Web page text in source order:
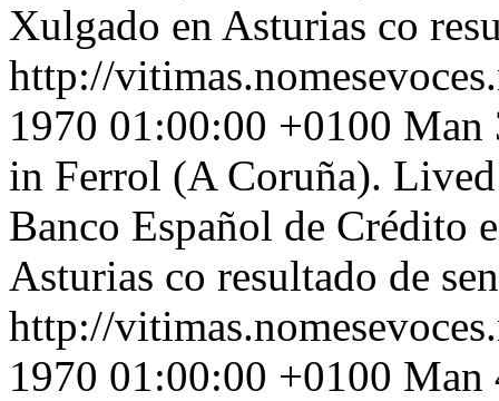
Xulgado en Asturias co
http://
1970 01:00:00 +0100 Man
in Ferrol (A Coruña).
Banco Español de Crédito
Asturias co resultado de
http://
1970 01:00:00 +0100 Man